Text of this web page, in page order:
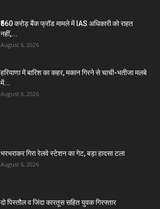
₹560 करोड़ बैंक फ्रॉड मामले में IAS अधिकारी को राहत
नहीं,...
August 6, 2026
हरियाणा में बारिश का कहर, मकान गिरने से चाची-भतीजा मलबे
में...
August 6, 2026
भरभराकर गिरा रेलवे स्टेशन का गेट, बड़ा हादसा टला
August 6, 2026
दो पिस्तौल व जिंदा कारतूस सहित युवक गिरफ्तार